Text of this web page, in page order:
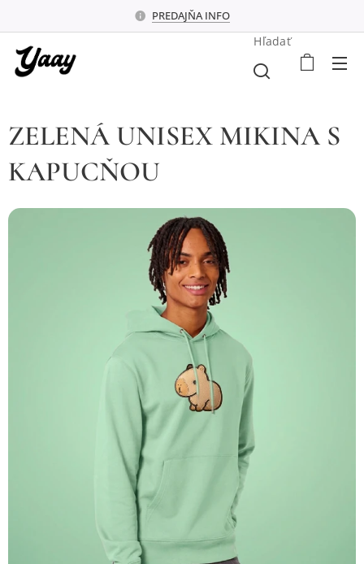
PREDAJŇA INFO
Hľadať
ZELENÁ UNISEX MIKINA S
KAPUCŇOU